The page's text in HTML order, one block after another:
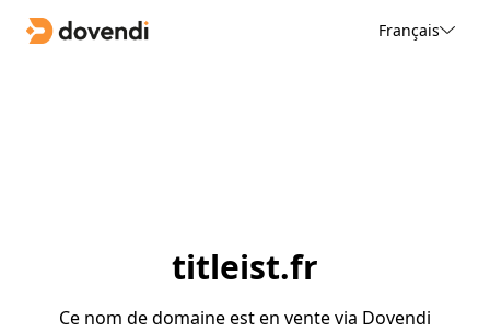
Français
titleist.fr
Ce nom de domaine est en vente via Dovendi